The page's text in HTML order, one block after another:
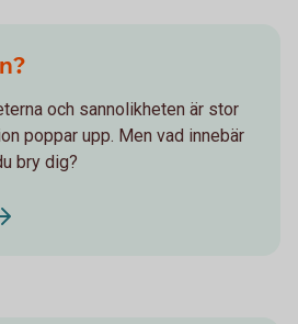
och sannolikheten är stor
poppar upp. Men vad innebär
bry dig?